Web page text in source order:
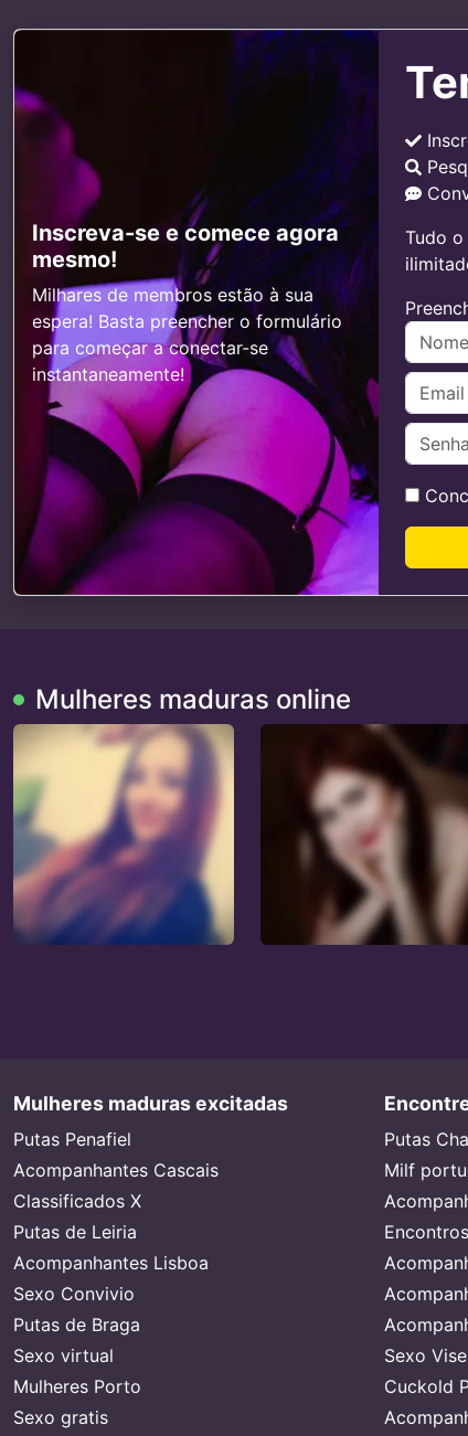
Inscreva-se e comece agora
mesmo!
Milhares de membros estão à sua
espera! Basta preencher o formulário
para começar a conectar-se
instantaneamente!
Tudo
Mulheres maduras online
Mulheres maduras excitadas
Putas Penafiel
Acompanhantes Cascais
Classificados X
Putas de Leiria
Acompanhantes Lisboa
Sexo Convivio
Putas de Braga
Sexo virtual
Mulheres Porto
Sexo gratis
Putas
Milf
Sexo
Cuckold